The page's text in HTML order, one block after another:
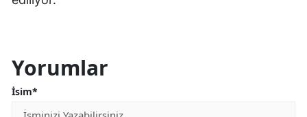
Yorumlar
İsim*